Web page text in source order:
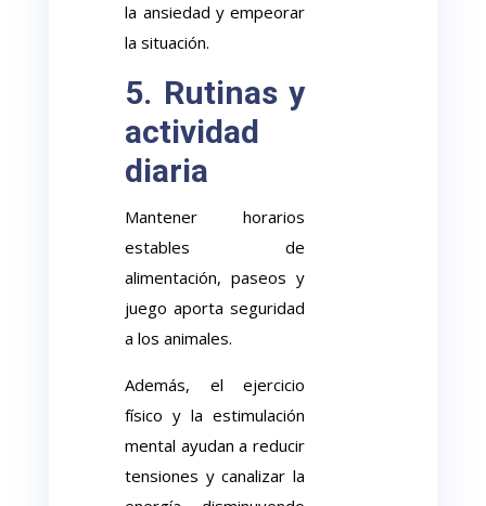
la ansiedad y empeorar
la situación.
5. Rutinas y
actividad
diaria
Mantener horarios
estables de
alimentación, paseos y
juego aporta seguridad
a los animales.
Además, el ejercicio
físico y la estimulación
mental ayudan a reducir
tensiones y canalizar la